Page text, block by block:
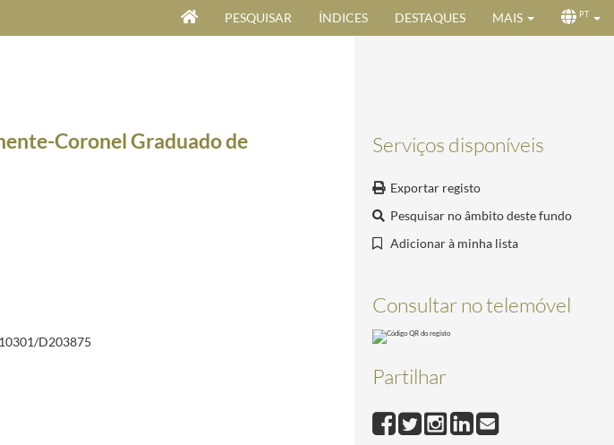
PESQUISAR ÍNDICES DESTAQUES MAIS PT
Serviços disponíveis
Exportar registo
Pesquisar no âmbito deste fundo
Adicionar à minha lista
Consultar no telemóvel
Partilhar
Coronel Graduado de
D203875